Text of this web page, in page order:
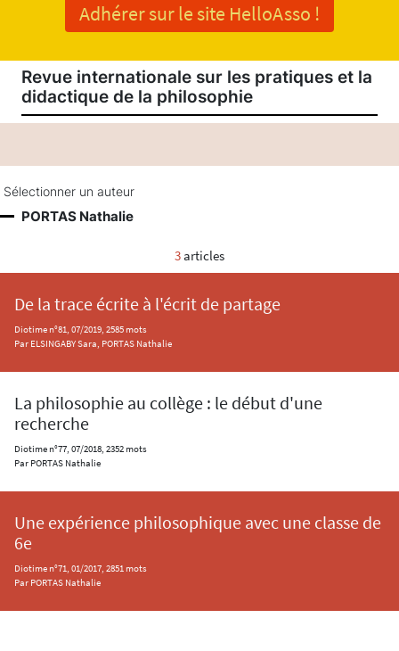
Adhérer sur le site HelloAsso !
Revue internationale sur les pratiques et la
didactique de la philosophie
Sélectionner un auteur
PORTAS Nathalie
3articles
De la trace écrite à l'écrit de partage
Diotime n°81, 07/2019, 2585 mots
Par ELSINGABY Sara, PORTAS Nathalie
La philosophie au collège : le début d'une
recherche
Diotime n°77, 07/2018, 2352 mots
Par PORTAS Nathalie
Une expérience philosophique avec une classe de
6e
Diotime n°71, 01/2017, 2851 mots
Par PORTAS Nathalie